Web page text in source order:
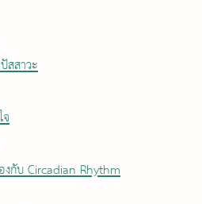
สสาวะ
กับ Circadian Rhythm